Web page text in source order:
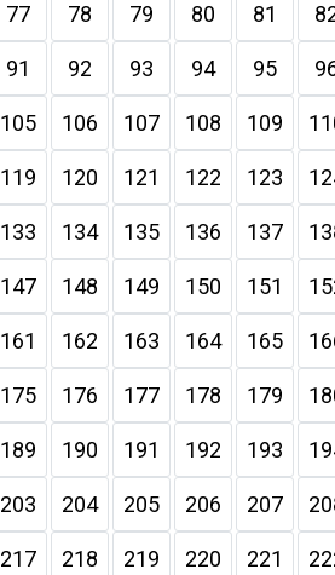
77 78 79 80 81
91 92 93 94 95
105 106 107 108 109
119 120 121 122 123
133 134 135 136 137
147 148 149 150 151
161 162 163 164 165
175 176 177 178 179
189 190 191 192 193
203 204 205 206 207
217 218 219 220 221